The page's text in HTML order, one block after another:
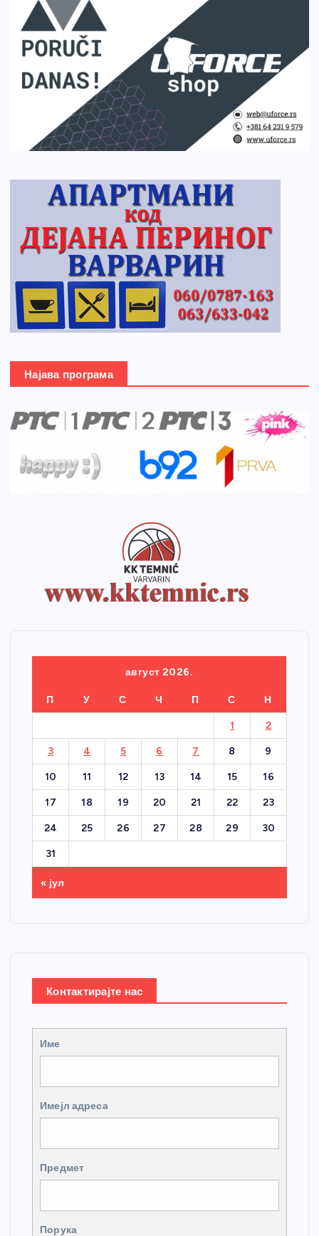
Најава програма
август 2026.
П У С Ч П С Н
1 2
3 4 5 6 7 8 9
10 11 12 13 14 15 16
17 18 19 20 21 22 23
24 25 26 27 28 29 30
31
« јул
Контактирајте нас
Име
Имејл адреса
Предмет
Порука